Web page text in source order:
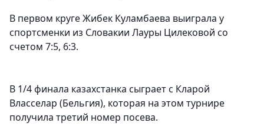
В первом круге Жибек Куламбаева выиграла у
спортсменки из Словакии Лауры Цилековой со
счетом 7:5, 6:3.
В 1/4 финала казахстанка сыграет с Кларой
Власселар (Бельгия), которая на этом турнире
получила третий номер посева.